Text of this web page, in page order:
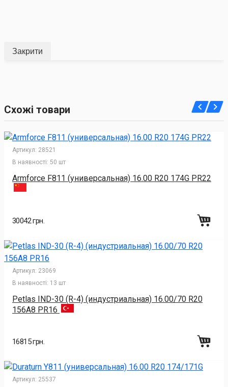
Закрити
Схожі товари
Артикул: 28521
В наявності: 50 шт
Armforce F811 (универсальная) 16.00 R20 174G PR22
30042 грн.
Артикул: 23069
В наявності: 13 шт
Petlas IND-30 (R-4) (индустриальная) 16.00/70 R20
156A8 PR16
16815 грн.
Артикул: 25537